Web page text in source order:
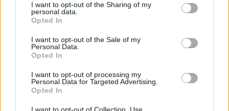
not limited to your visit or usage behaviour. You may click to
grant or deny consent to Google and its third-party tags to
use your data for below specified purposes in below Google
consent section.
I want to opt-out of the Sharing of my
personal data.
Opted In
I want to opt-out of the Sale of my
Personal Data.
Opted In
I want to opt-out of processing my
Personal Data for Targeted Advertising.
Opted In
felfüggesztették, amíg annak jogszerűségéről az
Európai Bíróság nem nyilatkozik. Várható, hogy a
Bíróság szokatlan gyorsasággal kezeli az ügyet, és
még az idén döntést hozhat. A korábbi joggyakorlat
intézmények erősítését szolgálja a tagállami
szuverenitással szemben, így arra számíthatunk,
hogy az Európai Bíróság jóváhagyja a vitatott